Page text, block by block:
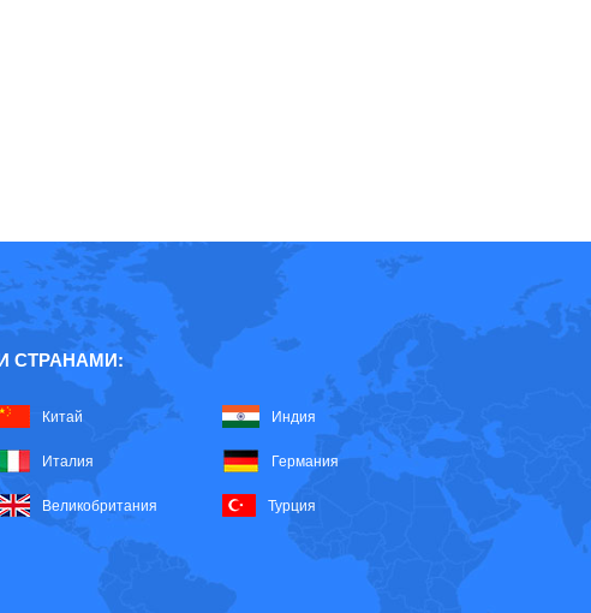
СТРАНАМИ:
Китай Индия
Италия Германия
Великобритания Турция